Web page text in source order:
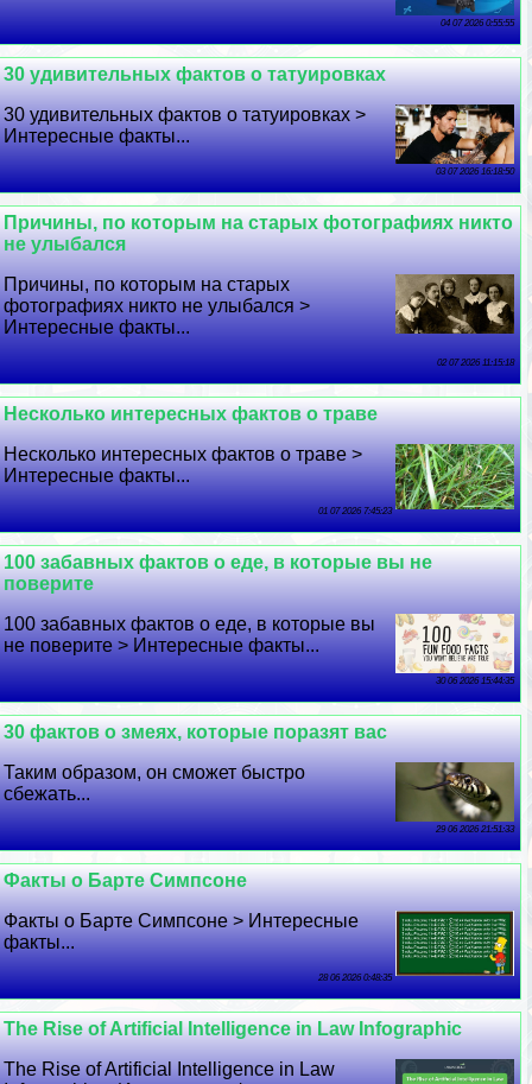
04 07 2026 0:55:55
30 удивительных фактов о татуировках
30 удивительных фактов о татуировках >
Интересные факты...
03 07 2026 16:18:50
Причины, по которым на старых фотографиях никто
не улыбался
Причины, по которым на старых
фотографиях никто не улыбался >
Интересные факты...
02 07 2026 11:15:18
Несколько интересных фактов о траве
Несколько интересных фактов о траве >
Интересные факты...
01 07 2026 7:45:23
100 забавных фактов о еде, в которые вы не
поверите
100 забавных фактов о еде, в которые вы
не поверите > Интересные факты...
30 06 2026 15:44:35
30 фактов о змеях, которые поразят вас
Таким образом, он сможет быстро
сбежать...
29 06 2026 21:51:33
Факты о Барте Симпсоне
Факты о Барте Симпсоне > Интересные
факты...
28 06 2026 0:48:35
The Rise of Artificial Intelligence in Law Infographic
The Rise of Artificial Intelligence in Law